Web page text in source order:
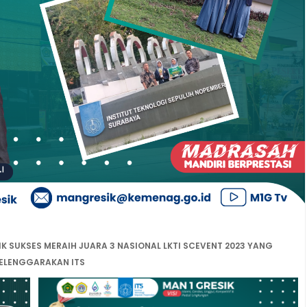
SUKSES MERAIH JUARA 3 NASIONAL LKTI SCEVENT 2023 YANG
ITS